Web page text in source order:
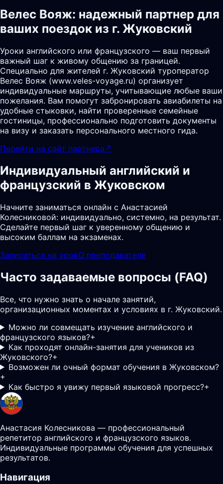
Велес Вояж: надежный партнер для
ваших поездок из г. Жуковский
Уроки английского или французского — ваш первый
важный шаг к живому общению за границей.
Специально для жителей г. Жуковский туроператор
Велес Вояж (www.veles-voyage.ru) организует
индивидуальные маршруты, учитывающие любые ваши
пожелания. Вам помогут забронировать авиабилеты на
удобные стыковки, найти проверенные семейные
гостиницы, профессионально подготовить документы
на визу и заказать персонального местного гида.
Перейти на сайт партнера ↗
Индивидуальный английский и
французский в Жуковском
Начните заниматься онлайн с Анастасией
Колесниковой: индивидуально, системно, на результат.
Сделайте первый шаг к уверенному общению и
высоким баллам на экзаменах.
Записаться на урокО преподавателе
Часто задаваемые вопросы (FAQ)
Все, что нужно знать о начале занятий,
организационных моментах и условиях в г. Жуковский.
Можно ли совмещать изучение английского и
французского языков?+
Как проходят онлайн-занятия для учеников из
Жуковского?+
Возможен ли очный формат обучения в Жуковском?
+
Как быстро я увижу первый языковой прогресс?+
Анастасия Колесникова — профессиональный
репетитор английского и французского языков.
Индивидуальные программы обучения для успешных
результатов.
Навигация